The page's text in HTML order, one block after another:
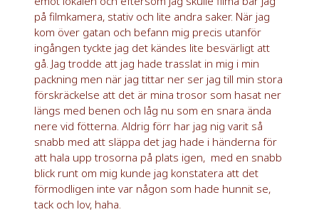
på filmkamera, stativ och lite andra saker. När jag
kom över gatan och befann mig precis utanför
ingången tyckte jag det kändes lite besvärligt att
gå. Jag trodde att jag hade trasslat in mig i min
packning men när jag tittar ner ser jag till min stora
förskräckelse att det är mina trosor som hasat ner
längs med benen och låg nu som en snara ända
nere vid fötterna. Aldrig förr har jag nig varit så
snabb med att släppa det jag hade i händerna för
att hala upp trosorna på plats igen, med en snabb
blick runt om mig kunde jag konstatera att det
förmodligen inte var någon som hade hunnit se,
tack och lov, haha.